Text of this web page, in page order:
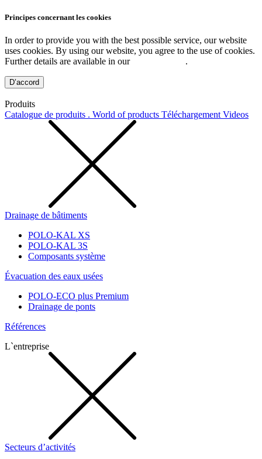
Principes concernant les cookies
In order to provide you with the best possible service, our website
uses cookies. By using our website, you agree to the use of cookies.
Further details are available in our
.
D’accord
Produits
Catalogue de produits . World of products Téléchargement Videos
Drainage de bâtiments
POLO-KAL XS
POLO-KAL 3S
Composants système
Évacuation des eaux usées
POLO-ECO plus Premium
Drainage de ponts
Références
L`entreprise
Secteurs d’activités